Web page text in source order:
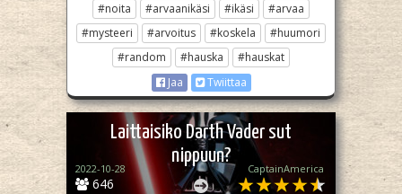
#noita #arvaanikäsi #ikäsi
#arvaa
#mysteeri
#arvoitus #koskela
#huumori
#random
#hauska
#hauskat
Jaa
Twiittaa
Laittaisiko Darth Vader sut
nippuun?
646
2022-10-28 CaptainAmerica